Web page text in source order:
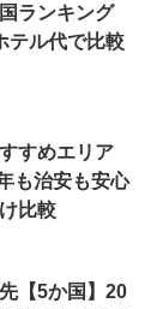
ランキング
テル代で比較
すめエリア
も治安も安心
比較
【5か国】20